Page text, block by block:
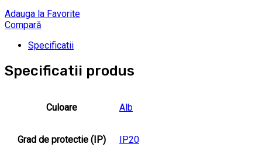
Adauga la Favorite
Compară
Specificatii
Specificatii produs
Culoare Alb
Grad de protectie (IP) IP20